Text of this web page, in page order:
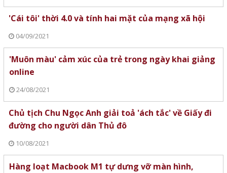
'Cái tôi' thời 4.0 và tính hai mặt của mạng xã hội
04/09/2021
'Muôn màu' cảm xúc của trẻ trong ngày khai giảng
online
24/08/2021
Chủ tịch Chu Ngọc Anh giải toả 'ách tắc' về Giấy đi
đường cho người dân Thủ đô
10/08/2021
Hàng loạt Macbook M1 tự dưng vỡ màn hình,